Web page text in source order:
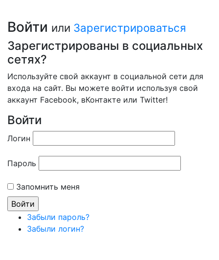
Войти или Зарегистрироваться
Зарегистрированы в социальных
сетях?
Используйте свой аккаунт в социальной сети для
входа на сайт. Вы можете войти используя свой
аккаунт Facebook, вКонтакте или Twitter!
Войти
Логин
Пароль
Запомнить меня
Забыли пароль?
Забыли логин?